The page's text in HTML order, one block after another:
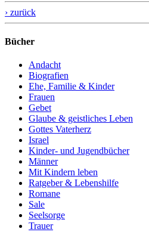
› zurück
Bücher
Andacht
Biografien
Ehe, Familie & Kinder
Frauen
Gebet
Glaube & geistliches Leben
Gottes Vaterherz
Israel
Kinder- und Jugendbücher
Männer
Mit Kindern leben
Ratgeber & Lebenshilfe
Romane
Sale
Seelsorge
Trauer